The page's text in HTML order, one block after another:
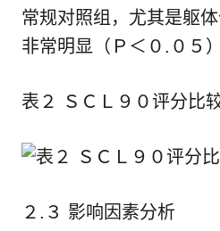
常规对照组，尤其是躯
非常明显（Ｐ＜０.０５
表２ ＳＣＬ９０评分比
２.３ 影响因素分析